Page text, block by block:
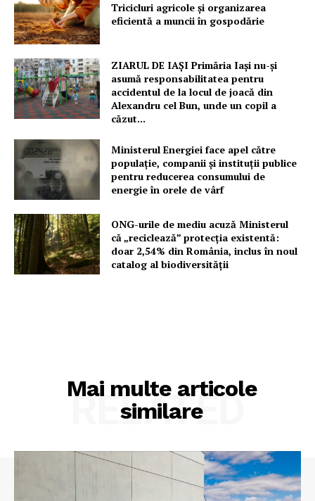
Rețea
Contact
Tricicluri agricole și organizarea
eficientă a muncii în gospodărie
ZIARUL DE IAȘI Primăria Iași nu-și
asumă responsabilitatea pentru
accidentul de la locul de joacă din
Alexandru cel Bun, unde un copil a
căzut...
Ministerul Energiei face apel către
populație, companii și instituții publice
pentru reducerea consumului de
energie în orele de vârf
ONG-urile de mediu acuză Ministerul
că „reciclează” protecția existentă:
doar 2,54% din România, inclus în noul
catalog al biodiversității
Mai multe articole
similare
RELATED